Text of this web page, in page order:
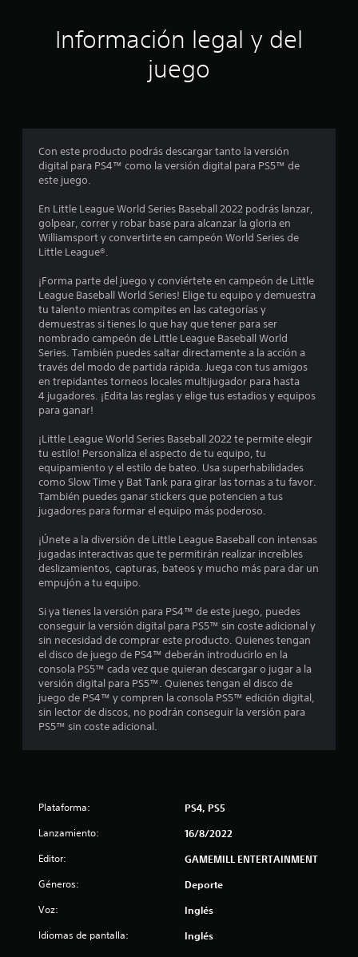
i
o
e
e
a
s
e
n
6
7
c
a
l
i
f
i
c
Información legal y del
juego
Con este producto podrás descargar tanto la versión
digital para PS4™ como la versión digital para PS5™ de
este juego.
En Little League World Series Baseball 2022 podrás lanzar,
golpear, correr y robar base para alcanzar la gloria en
Williamsport y convertirte en campeón World Series de
Little League®.
¡Forma parte del juego y conviértete en campeón de Little
League Baseball World Series! Elige tu equipo y demuestra
tu talento mientras compites en las categorías y
demuestras si tienes lo que hay que tener para ser
nombrado campeón de Little League Baseball World
Series. También puedes saltar directamente a la acción a
través del modo de partida rápida. Juega con tus amigos
en trepidantes torneos locales multijugador para hasta
4 jugadores. ¡Edita las reglas y elige tus estadios y equipos
para ganar!
¡Little League World Series Baseball 2022 te permite elegir
tu estilo! Personaliza el aspecto de tu equipo, tu
equipamiento y el estilo de bateo. Usa superhabilidades
como Slow Time y Bat Tank para girar las tornas a tu favor.
También puedes ganar stickers que potencien a tus
jugadores para formar el equipo más poderoso.
¡Únete a la diversión de Little League Baseball con intensas
jugadas interactivas que te permitirán realizar increíbles
deslizamientos, capturas, bateos y mucho más para dar un
empujón a tu equipo.
Si ya tienes la versión para PS4™ de este juego, puedes
conseguir la versión digital para PS5™ sin coste adicional y
sin necesidad de comprar este producto. Quienes tengan
el disco de juego de PS4™ deberán introducirlo en la
consola PS5™ cada vez que quieran descargar o jugar a la
versión digital para PS5™. Quienes tengan el disco de
juego de PS4™ y compren la consola PS5™ edición digital,
sin lector de discos, no podrán conseguir la versión para
PS5™ sin coste adicional.
Plataforma: PS4, PS5
Lanzamiento: 16/8/2022
Editor: GAMEMILL ENTERTAINMENT
Géneros: Deporte
Voz: Inglés
Idiomas de pantalla: Inglés